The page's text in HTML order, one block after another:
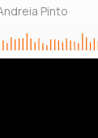
Pinto